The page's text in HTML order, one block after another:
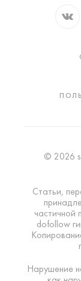
© 2026
Статьи,
частичной
dofollow
Нарушение